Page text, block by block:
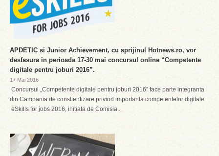
APDETIC si Junior Achievement, cu sprijinul Hotnews.ro, vor
desfasura in perioada 17-30 mai concursul online “Competente
digitale pentru joburi 2016”.
17 Mai 2016
Concursul „Competente digitale pentru joburi 2016” face parte integranta
din Campania de constientizare privind importanta competentelor digitale
eSkills for jobs 2016, initiata de Comisia...